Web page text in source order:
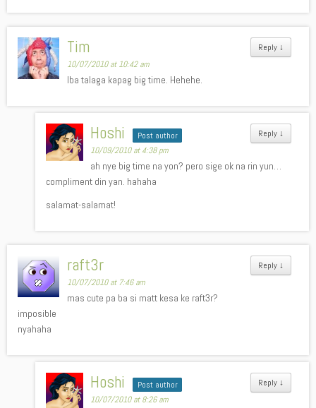
Reply ↓
Tim
10/07/2010 at 10:42 am
Iba talaga kapag big time. Hehehe.
Reply ↓
Hoshi Post author
10/09/2010 at 4:38 pm
ah nye big time na yon? pero sige ok na rin yun…
compliment din yan. hahaha
salamat-salamat!
Reply ↓
raft3r
10/07/2010 at 7:46 am
mas cute pa ba si matt kesa ke raft3r?
imposible
nyahaha
Reply ↓
Hoshi Post author
10/07/2010 at 8:26 am